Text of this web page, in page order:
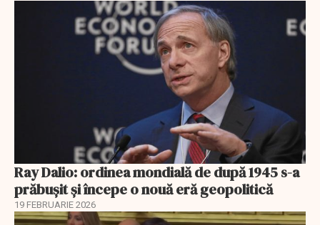
Ray Dalio: ordinea mondială de după 1945 s-a
prăbușit și începe o nouă eră geopolitică
19 FEBRUARIE 2026